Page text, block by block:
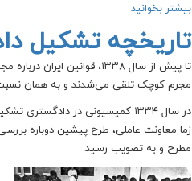
بیشتر بخوانید
تاریخچه تشکیل
مجرم کوچک تلقی می‌شدند و به همان
زما معاونت عاملی، طرح پیشین دوباره
مطرح و به تصویب رسید.